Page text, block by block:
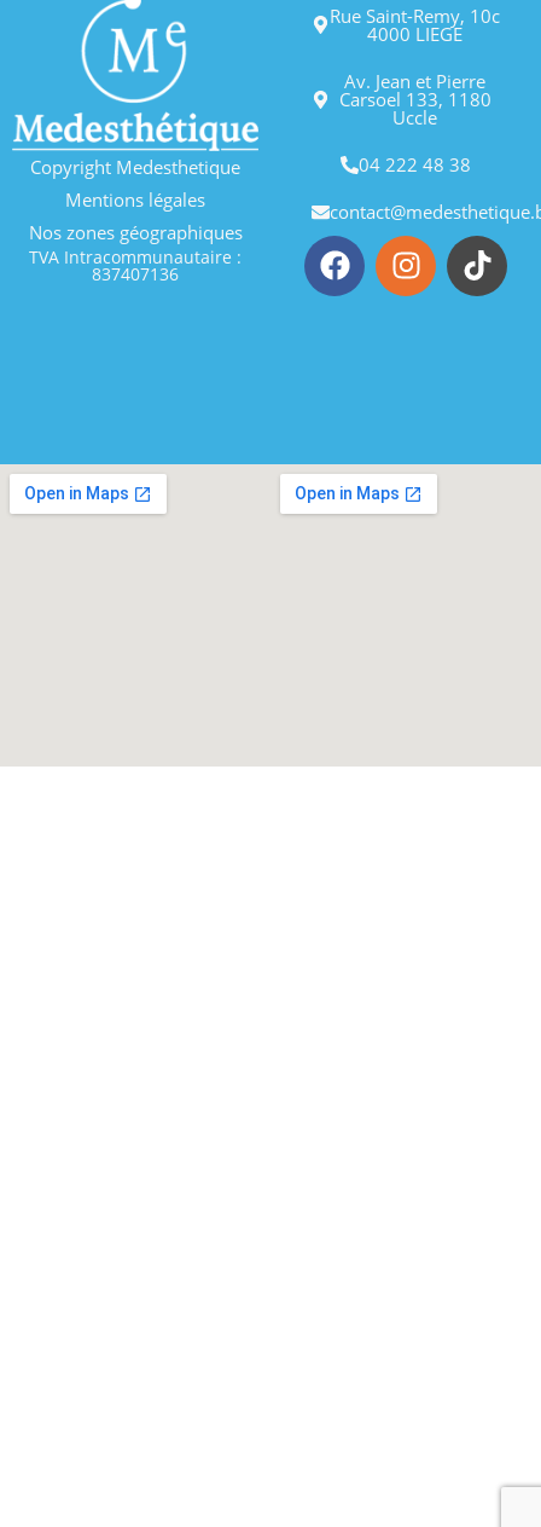
Copyright Medesthetique
Mentions légales
Nos zones géographiques
TVA Intracommunautaire :
837407136
Rue Saint-Remy, 10c
4000 LIEGE
Av. Jean et Pierre
Carsoel 133, 1180
Uccle
04 222 48 38